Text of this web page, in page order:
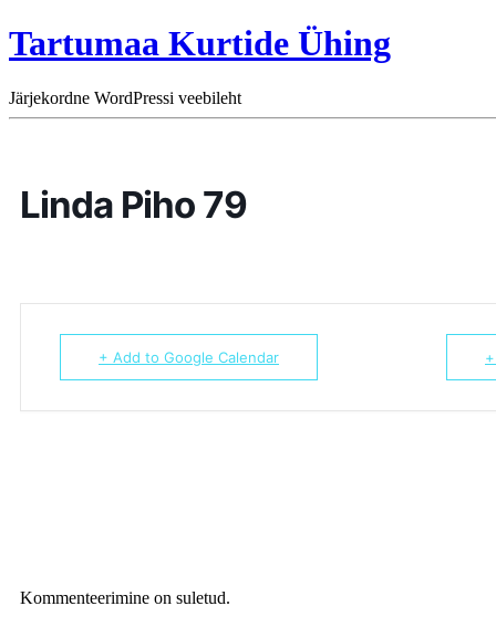
Tartumaa Kurtide Ühing
Järjekordne WordPressi veebileht
Linda Piho 79
+ Add to Google Calendar
Kommenteerimine on suletud.